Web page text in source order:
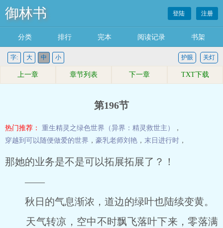
御林书 登陆 注册
分类 排行 完本 阅读记录 书架
字: 大 中 小 关灯
护眼
上一章 章节列表 下一章 TXT下载
第196节
热门推荐： 重生精灵之绿色世界（异界：精灵救世主）
，
穿越到可以随便做爱的世界 ， 豪乳老师刘艳 ， 末日进行时 ，
那她的业务是不是可以拓展拓展了？！
――
秋日的气息渐浓，道边的绿叶也陆续变黄。
天气转凉，空中不时飘飞落叶下来，零落满